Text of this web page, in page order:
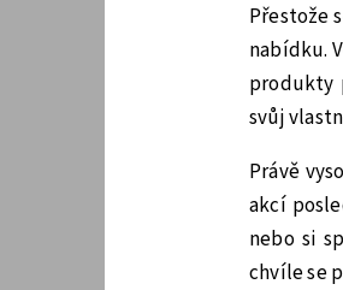
Přestože
nabídku.
produkty
svůj
Právě
akcí
nebo si
chvíle se